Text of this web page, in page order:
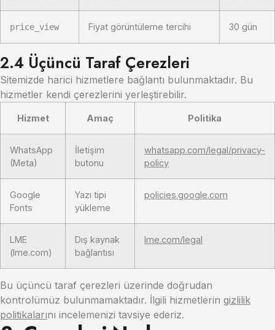
price_view Fiyat görüntüleme tercihi 30 gün
2.4 Üçüncü Taraf Çerezleri
Sitemizde harici hizmetlere bağlantı bulunmaktadır. Bu
hizmetler kendi çerezlerini yerleştirebilir.
Hizmet Amaç Politika
WhatsApp
(Meta)
İletişim
butonu
whatsapp.com/legal/privacy-
policy
Google
Fonts
Yazı tipi
yükleme
policies.google.com
LME
(lme.com)
Dış kaynak
bağlantısı
lme.com/legal
Bu üçüncü taraf çerezleri üzerinde doğrudan
kontrolümüz bulunmamaktadır. İlgili hizmetlerin gizlilik
politikalarını incelemenizi tavsiye ederiz.